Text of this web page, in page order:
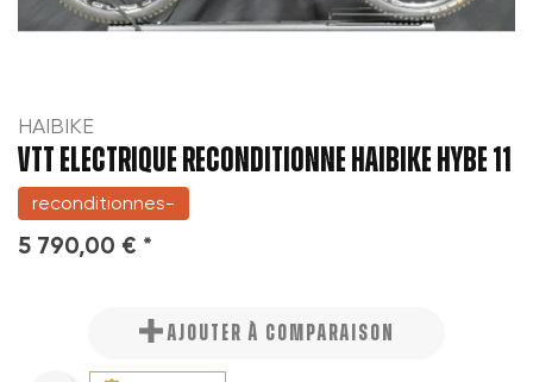
HAIBIKE
VTT ELECTRIQUE RECONDITIONNE HAIBIKE HYBE 11
reconditionnes-
5 790,00 € *
AJOUTER À COMPARAISON